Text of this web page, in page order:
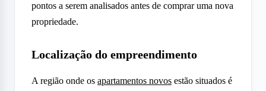
pontos a serem analisados antes de comprar uma nova
propriedade.
Localização do empreendimento
A região onde os apartamentos novos estão situados é